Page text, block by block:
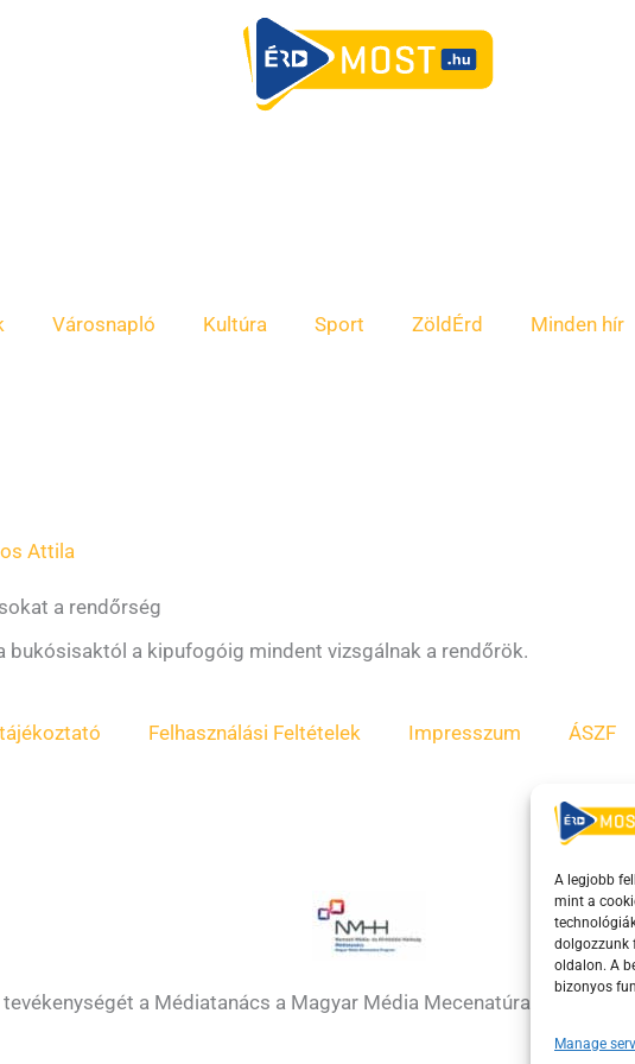
A legjobb
mint a
dolgozzunk
oldalon. A
bizonyos
Manage
Városnapló Kultúra Sport ZöldÉrd Minden hír
Attila
a rendőrség
bukósisaktól a kipufogóig mindent vizsgálnak a rendőrök.
Felhasználási Feltételek Impresszum ÁSZF
a Médiatanács a Magyar Média Mecenatúra program